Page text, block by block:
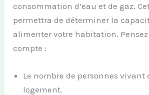
consommation d’eau et de gaz.
permettra de déterminer la
alimenter votre habitation. Pensez
compte :
Le nombre de personnes vivant
logement.